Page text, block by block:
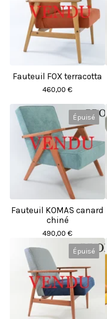
Fauteuil FOX terracotta
460,00 €
Épuisé
Fauteuil KOMAS canard
chiné
490,00 €
Épuisé